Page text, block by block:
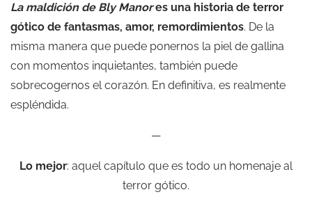
La maldición de Bly Manores una historia de terror
gótico de fantasmas, amor, remordimientos. De la
misma manera que puede ponernos la piel de gallina
con momentos inquietantes, también puede
sobrecogernos el corazón. En definitiva, es realmente
espléndida.
—
Lo mejor: aquel capítulo que es todo un homenaje al
terror gótico.